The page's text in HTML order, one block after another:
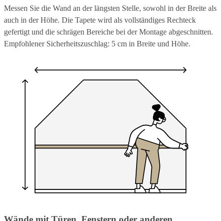
Messen Sie die Wand an der längsten Stelle, sowohl in der Breite als
auch in der Höhe. Die Tapete wird als vollständiges Rechteck
gefertigt und die schrägen Bereiche bei der Montage abgeschnitten.
Empfohlener Sicherheitszuschlag: 5 cm in Breite und Höhe.